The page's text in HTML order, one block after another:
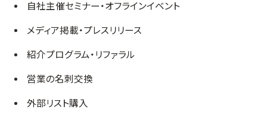
自社主催セミナー・オフラインイベント
メディア掲載・プレスリリース
紹介プログラム・リファラル
営業の名刺交換
外部リスト購入